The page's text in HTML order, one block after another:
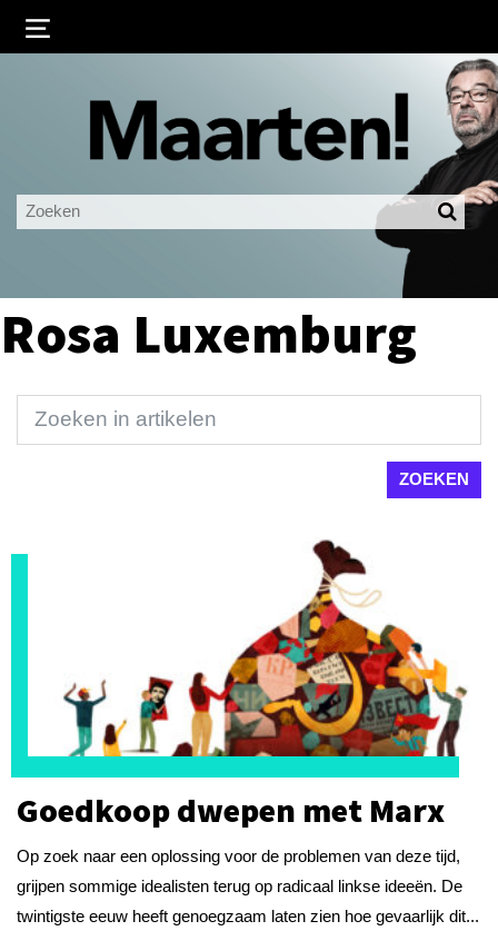
Ingelogd blijven
LOGIN
Rosa Luxemburg
Goedkoop dwepen met Marx
Op zoek naar een oplossing voor de problemen van deze tijd,
grijpen sommige idealisten terug op radicaal linkse ideeën. De
twintigste eeuw heeft genoegzaam laten zien hoe gevaarlijk dit...